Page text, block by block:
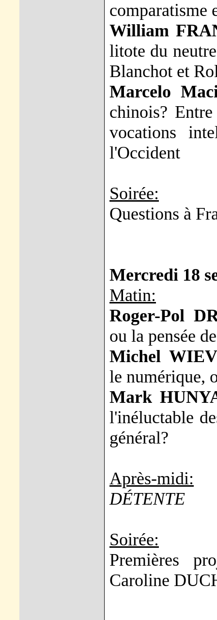
comparatisme
William
litote du
Blanchot et
Marcelo
chinois?
vocations
l'Occident
Soirée:
Questions à
Mercredi 18
Matin:
Roger-Pol
ou la pensée
Michel
le numérique,
Mark
l'inéluctable
général?
Après-midi:
DÉTENTE
Soirée:
Premières
Caroline